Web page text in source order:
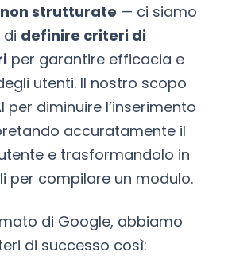
strutturate — ci siamo
di definire criteri di
per garantire efficacia e
utenti. Il nostro scopo
per diminuire l’inserimento
accuratamente il
e trasformandolo in
per compilare un modulo.
di Google, abbiamo
di successo così: